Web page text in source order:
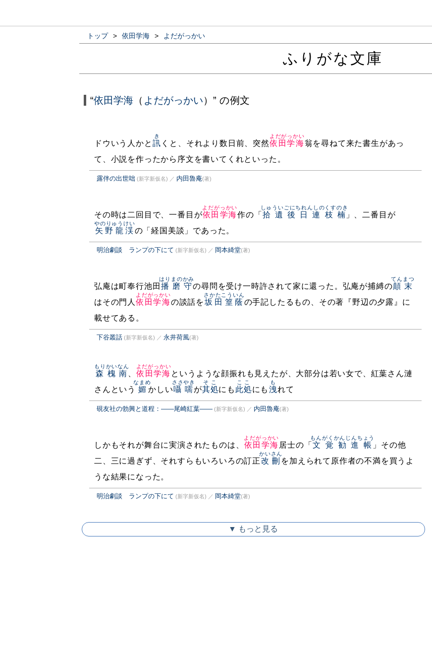
トップ > 依田学海 > よだがっかい
ふりがな文庫
“依田学海 （ よだがっかい）” の例文
ドウいう人かと 訊
き
くと、それより数日前、突然依田学海
よだがっかい
翁を尋ねて来た書生があっ
て、小説を作ったから序文を書いてくれといった。
露伴の出世咄 (新字新仮名) ／ 内田魯庵(著)
その時は二回目で、一番目が依田学海
よだがっかい
作の「 拾遺後日連枝楠
しゅういごにちれんしのくすのき
」、二番目が
矢野龍渓
やのりゅうけい
の「経国美談」であった。
明治劇談 ランプの下にて (新字新仮名) ／ 岡本綺堂(著)
弘庵は町奉行池田 播磨守
はりまのかみ
の尋問を受け一時許されて家に還った。弘庵が捕縛の顛末
てんまつ
はその門人 依田学海
よだがっかい
の談話を坂田篁蔭
さかたこういん
の手記したるもの、その著『野辺の夕露』に
載せてある。
下谷叢話 (新字新仮名) ／ 永井荷風(著)
森槐南
もりかいなん
依田学海
よだがっかい
というような顔振れも見えたが、大部分は若い女で、紅葉さん漣
さんという 媚
なまめ
かしい囁嚅
ささやき
が其処
そこ
にも 此処
ここ
にも 洩
も
れて
硯友社の勃興と道程：――尾崎紅葉―― (新字新仮名) ／ 内田魯庵(著)
しかもそれが舞台に実演されたものは、 依田学海
よだがっかい
居士の「 文覚勧進帳
もんがくかんじんちょう
」その他
二、三に過ぎず、それすらもいろいろの訂正改刪
かいさん
を加えられて原作者の不満を買うよ
うな結果になった。
明治劇談 ランプの下にて (新字新仮名) ／ 岡本綺堂(著)
▼ もっと見る